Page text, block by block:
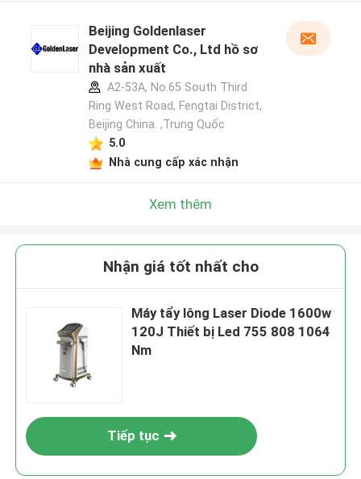
Beijing Goldenlaser
Development Co., Ltd hồ sơ
nhà sản xuất
A2-53A, No.65 South Third
Ring West Road, Fengtai District,
Beijing China. ,Trung Quốc
5.0
Nhà cung cấp xác nhận
Xem thêm
Nhận giá tốt nhất cho
Máy tẩy lông Laser Diode 1600w
120J Thiết bị Led 755 808 1064
Nm
Tiếp tục